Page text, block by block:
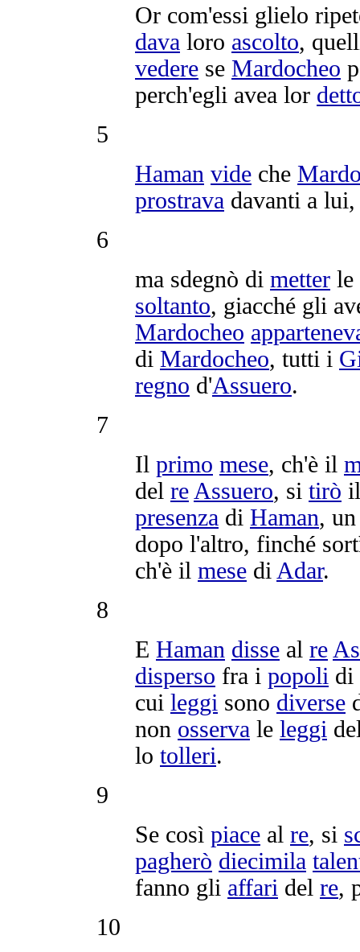
Or com'essi glielo
dava loro ascolto,
vedere se Mardocheo
perch'egli avea lor
5
Haman vide che
prostrava davanti a
6
ma sdegnò di metter le
soltanto, giacché gli
Mardocheo
di Mardocheo, tutti i
regno d'Assuero.
7
Il primo mese, ch'è il
del re Assuero, si tirò
presenza di Haman,
dopo l'altro, finché
ch'è il mese di Adar.
8
E Haman disse al re
disperso fra i popoli di
cui leggi sono diverse
non osserva le leggi
lo tolleri.
9
Se così piace al re, si
pagherò diecimila
fanno gli affari del re,
10